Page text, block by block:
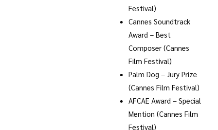
Festival)
Cannes Soundtrack
Award – Best
Composer (Cannes
Film Festival)
Palm Dog – Jury Prize
(Cannes Film Festival)
AFCAE Award – Special
Mention (Cannes Film
Festival)